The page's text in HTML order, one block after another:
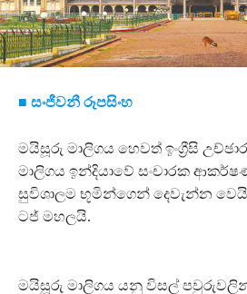
■ සංජීවනී රූපසිංහ
මයිසූරු මාලිගය හෙවත් ඉංග්‍රීසි
මාලිගය ඉන්දියාවේ සංචාරක
සුවිශාලම භූමින්ගෙන් දෙවැන්න
ටජ් මහලයි.
මයිසූරු මාලිගය යනු විසල්